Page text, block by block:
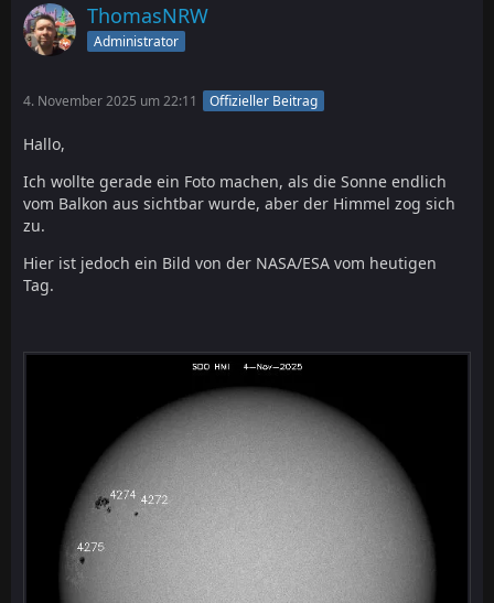
ThomasNRW
Administrator
4. November 2025 um 22:11 Offizieller Beitrag
Hallo,
Ich wollte gerade ein Foto machen, als die Sonne endlich
vom Balkon aus sichtbar wurde, aber der Himmel zog sich
zu.
Hier ist jedoch ein Bild von der NASA/ESA vom heutigen
Tag.